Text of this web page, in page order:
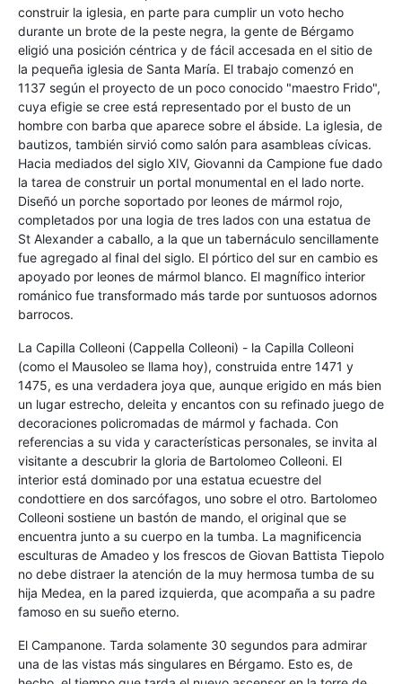
construir la iglesia, en parte para cumplir un voto hecho
durante un brote de la peste negra, la gente de Bérgamo
eligió una posición céntrica y de fácil accesada en el sitio de
la pequeña iglesia de Santa María. El trabajo comenzó en
1137 según el proyecto de un poco conocido "maestro Frido",
cuya efigie se cree está representado por el busto de un
hombre con barba que aparece sobre el ábside. La iglesia, de
bautizos, también sirvió como salón para asambleas cívicas.
Hacia mediados del siglo XIV, Giovanni da Campione fue dado
la tarea de construir un portal monumental en el lado norte.
Diseñó un porche soportado por leones de mármol rojo,
completados por una logia de tres lados con una estatua de
St Alexander a caballo, a la que un tabernáculo sencillamente
fue agregado al final del siglo. El pórtico del sur en cambio es
apoyado por leones de mármol blanco. El magnífico interior
románico fue transformado más tarde por suntuosos adornos
barrocos.
La Capilla Colleoni (Cappella Colleoni) - la Capilla Colleoni
(como el Mausoleo se llama hoy), construida entre 1471 y
1475, es una verdadera joya que, aunque erigido en más bien
un lugar estrecho, deleita y encantos con su refinado juego de
decoraciones policromadas de mármol y fachada. Con
referencias a su vida y características personales, se invita al
visitante a descubrir la gloria de Bartolomeo Colleoni. El
interior está dominado por una estatua ecuestre del
condottiere en dos sarcófagos, uno sobre el otro. Bartolomeo
Colleoni sostiene un bastón de mando, el original que se
encuentra junto a su cuerpo en la tumba. La magnificencia
esculturas de Amadeo y los frescos de Giovan Battista Tiepolo
no debe distraer la atención de la muy hermosa tumba de su
hija Medea, en la pared izquierda, que acompaña a su padre
famoso en su sueño eterno.
El Campanone. Tarda solamente 30 segundos para admirar
una de las vistas más singulares en Bérgamo. Esto es, de